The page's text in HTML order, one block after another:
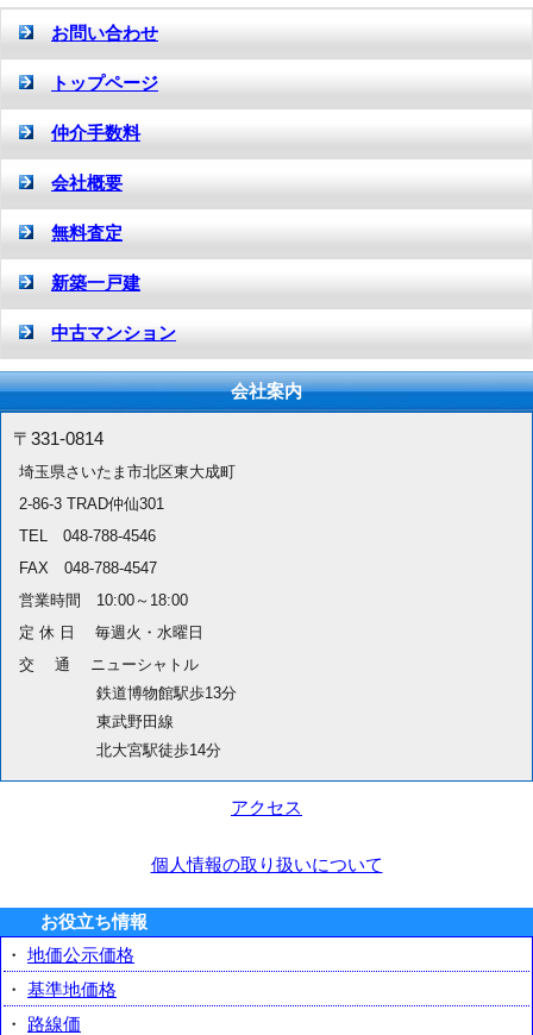
お問い合わせ
トップページ
仲介手数料
会社概要
無料査定
新築一戸建
中古マンション
会社案内
〒331-0814
埼玉県さいたま市北区東大成町
2-86-3 TRAD仲仙301
TEL 048-788-4546
FAX 048-788-4547
営業時間 10:00～18:00
定 休 日 毎週火・水曜日
交 通 ニューシャトル
鉄道博物館駅歩13分
東武野田線
北大宮駅徒歩14分
アクセス
個人情報の取り扱いについて
お役立ち情報
・ 地価公示価格
・ 基準地価格
・ 路線価